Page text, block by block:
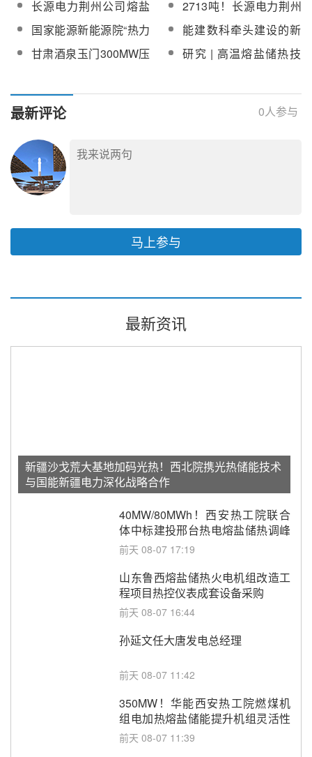
助设备采购公告
储能项目高压熔盐电加
热器
长源电力荆州公司熔盐
储能项目2713吨三元盐
采购
2713吨！长源电力荆州
公司50MW/150MWh熔
盐储能项目三元盐采购
中标候选人公示
国家能源新能源院“热力
电池”(卡诺电池)、熔盐
储热项目设计咨询研究
能建数科牵头建设的新
型熔盐中试验证平台入
选国务院国资委重要名
甘肃酒泉玉门300MW压
熔盐及化盐服务采购
研究 | 高温熔盐储热技
最新评论 0人参与
马上参与
最新资讯
新疆沙戈荒大基地加码光热！西北院携光热储能技术
与国能新疆电力深化战略合作
40MW/80MWh！西安热工院联合
体中标建投邢台热电熔盐储热调峰
调频改造EPC项目
前天 08-07 17:19
山东鲁西熔盐储热火电机组改造工
程项目热控仪表成套设备采购
前天 08-07 16:44
孙延文任大唐发电总经理
前天 08-07 11:42
350MW！华能西安热工院燃煤机
组电加热熔盐储能提升机组灵活性
改造项目初步设计第三方评审服务
前天 08-07 11:39